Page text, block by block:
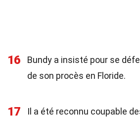
16
Bundy a insisté pour se
de son procès en Floride.
17
Il a été reconnu coupable